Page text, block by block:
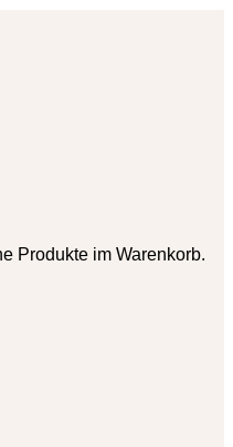
Produkte im Warenkorb.